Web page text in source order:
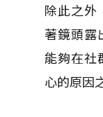
除此之外
著鏡頭露
能夠在社
心的原因